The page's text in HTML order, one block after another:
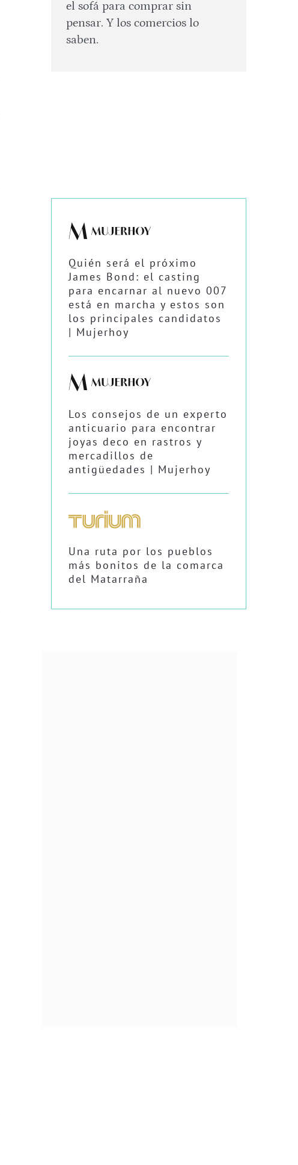
el sofá para comprar sin
pensar. Y los comercios lo
saben.
Quién será el próximo
James Bond: el casting
para encarnar al nuevo 007
está en marcha y estos son
los principales candidatos
| Mujerhoy
Los consejos de un experto
anticuario para encontrar
joyas deco en rastros y
mercadillos de
antigüedades | Mujerhoy
Una ruta por los pueblos
más bonitos de la comarca
del Matarraña